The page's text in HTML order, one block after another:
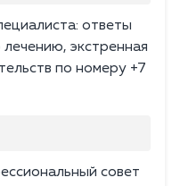
ответы
экстренная
по номеру +7
совет